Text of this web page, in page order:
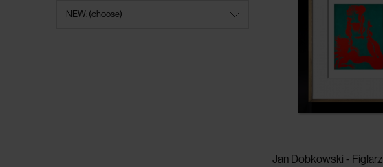
NEW: (choose)
Jan Dobkowski - Figlarz